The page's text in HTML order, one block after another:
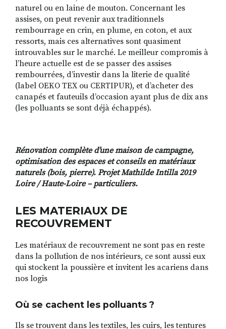
naturel ou en laine de mouton. Concernant les
assises, on peut revenir aux traditionnels
rembourrage en crin, en plume, en coton, et aux
ressorts, mais ces alternatives sont quasiment
introuvables sur le marché. Le meilleur compromis à
l’heure actuelle est de se passer des assises
rembourrées, d’investir dans la literie de qualité
(label OEKO TEX ou CERTIPUR), et d’acheter des
canapés et fauteuils d’occasion ayant plus de dix ans
(les polluants se sont déjà échappés).
Rénovation complète d’une maison de campagne,
optimisation des espaces et conseils en matériaux
naturels (bois, pierre). Projet Mathilde Intilla 2019
Loire / Haute-Loire – particuliers.
LES MATERIAUX DE
RECOUVREMENT
Les matériaux de recouvrement ne sont pas en reste
dans la pollution de nos intérieurs, ce sont aussi eux
qui stockent la poussière et invitent les acariens dans
nos logis
Où se cachent les polluants ?
Ils se trouvent dans les textiles, les cuirs, les tentures